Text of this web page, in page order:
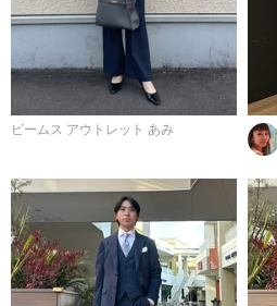
ビームス アウトレット あみ